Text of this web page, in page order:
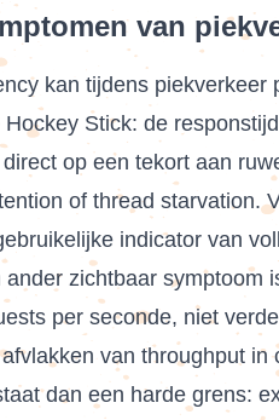
van
kan tijdens
Hockey Stick: de
direct op een tekort aan
of thread starvation.
indicator van
ander zichtbaar symptoom
per seconde, niet
van throughput
dan een harde grens: